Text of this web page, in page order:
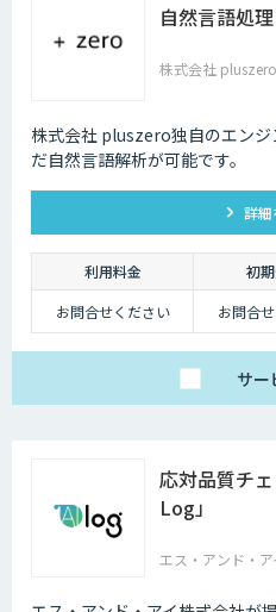
自然言語処理
株式会社 pluszero
株式会社 pluszero独自のエン
だ自然言語解析が可能です。
詳細
利用料金 初
お問合せください
お問合
サー
応対品質チ
Log」
エス・アンド・